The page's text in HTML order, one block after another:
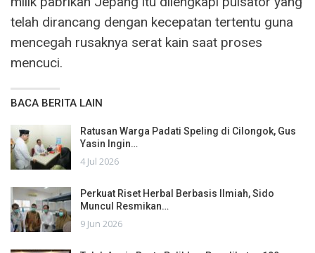
telah dirancang dengan kecepatan tertentu guna
mencegah rusaknya serat kain saat proses
mencuci.
BACA BERITA LAIN
Ratusan Warga Padati Speling di Cilongok, Gus
Yasin Ingin…
4 Jul 2026
Perkuat Riset Herbal Berbasis Ilmiah, Sido
Muncul Resmikan…
9 Jun 2026